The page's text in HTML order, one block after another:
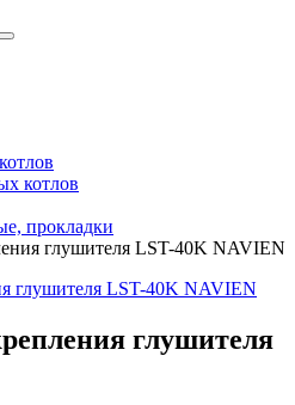
котлов
прокладки
глушителя LST-40K NAVIEN
глушителя